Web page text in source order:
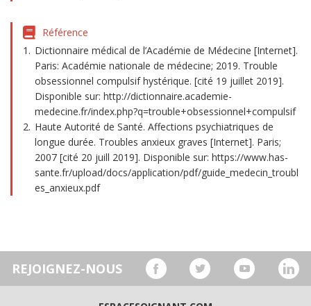
Référence
Dictionnaire médical de l’Académie de Médecine [Internet].
Paris: Académie nationale de médecine; 2019. Trouble
obsessionnel compulsif hystérique. [cité 19 juillet 2019].
Disponible sur: http://dictionnaire.academie-
medecine.fr/index.php?q=trouble+obsessionnel+compulsif
Haute Autorité de Santé. Affections psychiatriques de
longue durée. Troubles anxieux graves [Internet]. Paris;
2007 [cité 20 juill 2019]. Disponible sur: https://www.has-
sante.fr/upload/docs/application/pdf/guide_medecin_troubl
es_anxieux.pdf
REJOIGNEZ-NOUS